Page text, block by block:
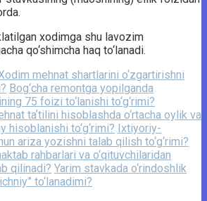
xodimga shu lavozim
qo‘shimcha haq to‘lanadi.
mehnat shartlarini o‘zgartirishni
Bog‘cha remontga yopilganda
75 foizi to‘lanishi to‘g‘rimi?
taʼtilini hisoblashda o‘rtacha oylik va
hisoblanishi to‘g‘rimi? Ixtiyoriy-
ariza yozishni talab qilish to‘g‘rimi?
rahbarlari va o‘qituvchilaridan
qilinadi? Yarim stavkada o‘rindoshlik
to‘lanadimi?